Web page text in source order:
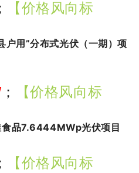
【价格风向标
户用”分布式光伏（一期）项
；
【价格风向标
食品7.6444MWp光伏项目
【价格风向标